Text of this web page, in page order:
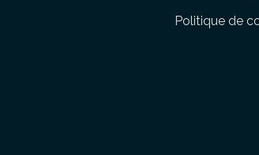
Politique de